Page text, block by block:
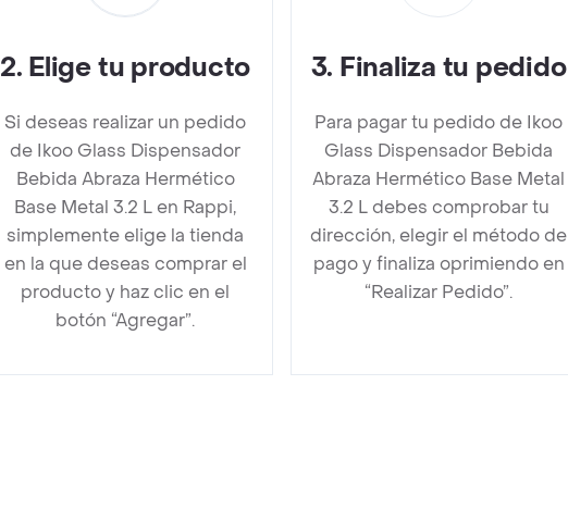
2. Elige tu producto
Si deseas realizar un pedido
de Ikoo Glass Dispensador
Bebida Abraza Hermético
Base Metal 3.2 L en Rappi,
simplemente elige la tienda
en la que deseas comprar el
producto y haz clic en el
botón “Agregar”.
3. Finaliza tu pedido
Para pagar tu pedido de Ikoo
Glass Dispensador Bebida
Abraza Hermético Base Metal
3.2 L debes comprobar tu
dirección, elegir el método de
pago y finaliza oprimiendo en
“Realizar Pedido”.